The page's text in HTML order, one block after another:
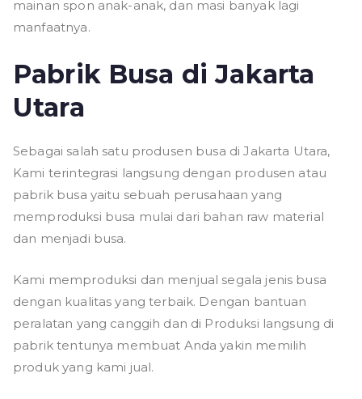
mainan spon anak-anak, dan masi banyak lagi
manfaatnya.
Pabrik Busa di Jakarta
Utara
Sebagai salah satu produsen busa di Jakarta Utara,
Kami terintegrasi langsung dengan produsen atau
pabrik busa yaitu sebuah perusahaan yang
memproduksi busa mulai dari bahan raw material
dan menjadi busa.
Kami memproduksi dan menjual segala jenis busa
dengan kualitas yang terbaik. Dengan bantuan
peralatan yang canggih dan di Produksi langsung di
pabrik tentunya membuat Anda yakin memilih
produk yang kami jual.